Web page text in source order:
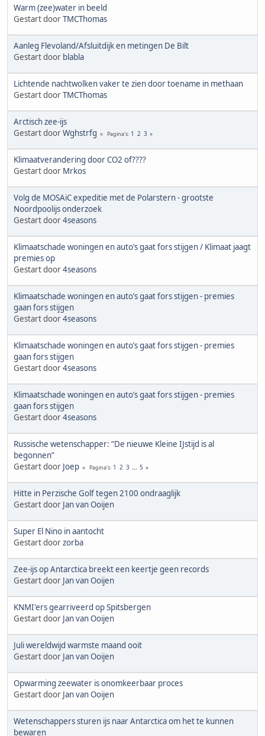
Warm (zee)water in beeld
Gestart doorTMCThomas
Aanleg Flevoland/Afsluitdijk en metingen De Bilt
Gestart door blabla
Lichtende nachtwolken vaker te zien door toename in methaan
Gestart doorTMCThomas
Arctisch zee-ijs
Gestart doorWghstrfg Pagina's 1 2 3
Klimaatverandering door CO2 of????
Gestart door Mrkos
Volg de MOSAiC expeditie met de Polarstern - grootste
Noordpoolijs onderzoek
Gestart door4seasons
Klimaatschade woningen en auto’s gaat fors stijgen / Klimaat jaagt
premies op
Gestart door4seasons
Klimaatschade woningen en auto’s gaat fors stijgen - premies
gaan fors stijgen
Gestart door4seasons
Klimaatschade woningen en auto’s gaat fors stijgen - premies
gaan fors stijgen
Gestart door4seasons
Klimaatschade woningen en auto’s gaat fors stijgen - premies
gaan fors stijgen
Gestart door4seasons
Russische wetenschapper: “De nieuwe Kleine IJstijd is al
begonnen”
Gestart door Joep Pagina's 1 2 3 ... 5
Hitte in Perzische Golf tegen 2100 ondraaglijk
Gestart door Jan van Ooijen
Super El Nino in aantocht
Gestart doorzorba
Zee-ijs op Antarctica breekt een keertje geen records
Gestart door Jan van Ooijen
KNMI'ers gearriveerd op Spitsbergen
Gestart door Jan van Ooijen
Juli wereldwijd warmste maand ooit
Gestart door Jan van Ooijen
Opwarming zeewater is onomkeerbaar proces
Gestart door Jan van Ooijen
Wetenschappers sturen ijs naar Antarctica om het te kunnen
bewaren